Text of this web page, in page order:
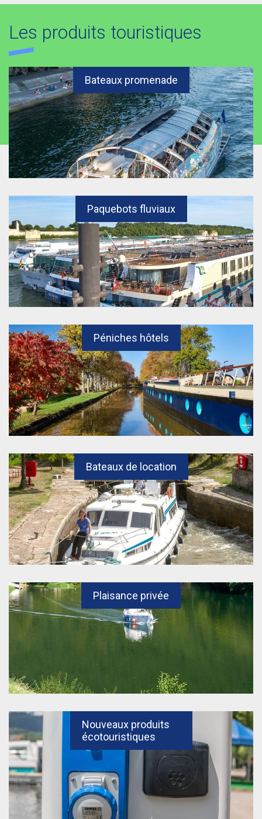
Les produits touristiques
Bateaux promenade
Paquebots fluviaux
Péniches hôtels
Bateaux de location
Plaisance privée
Nouveaux produits
écotouristiques